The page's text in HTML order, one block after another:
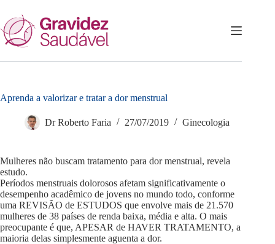
para
o
conteúdo
Aprenda a valorizar e tratar a dor menstrual
Dr Roberto Faria 27/07/2019 Ginecologia
Mulheres não buscam tratamento para dor menstrual, revela
estudo.
Períodos menstruais dolorosos afetam significativamente o
desempenho acadêmico de jovens no mundo todo, conforme
uma REVISÃO de ESTUDOS que envolve mais de 21.570
mulheres de 38 países de renda baixa, média e alta. O mais
preocupante é que, APESAR de HAVER TRATAMENTO, a
maioria delas simplesmente aguenta a dor.